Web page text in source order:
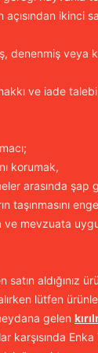
açısından ikinci
denenmiş veya
ve iade
korumak,
arasında şap
taşınmasını
ve mevzuata
aldığınız
lütfen
gelen
karşısında Enka